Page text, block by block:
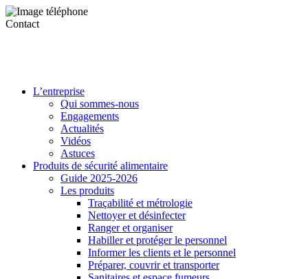
Contact
L’entreprise
Qui sommes-nous
Engagements
Actualités
Vidéos
Astuces
Produits de sécurité alimentaire
Guide 2025-2026
Les produits
Traçabilité et métrologie
Nettoyer et désinfecter
Ranger et organiser
Habiller et protéger le personnel
Informer les clients et le personnel
Préparer, couvrir et transporter